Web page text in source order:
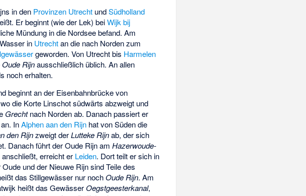
in den Provinzen Utrecht undSüdholland
Er beginnt (wie der Lek) beiWijk bij
Mündung in die Nordsee befand. Am
in Utrechtan die nach Norden zum
geworden. Von Utrecht bis Harmelen
Oude Rijnausschließlich üblich. An allen
noch erhalten.
beginnt an der Eisenbahnbrücke von
die Korte Linschot südwärts abzweigt und
Grechtnach Norden ab. Danach passiert er
an. InAlphen aan den Rijn hat von Süden die
den Rijnzweigt derLutteke Rijnab, der sich
Danach führt der Oude Rijn amHazerwoude-
anschließt, erreicht er Leiden. Dort teilt er sich in
und der Nieuwe Rijnsind Teile des
das Stillgewässer nur nochOude Rijn. Am
heißt das GewässerOegstgeesterkanal,